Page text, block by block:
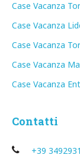
Case Vacanza
Case Vacanza
Case Vacanza
Case Vacanza
Case Vacanza
Contatti
+39